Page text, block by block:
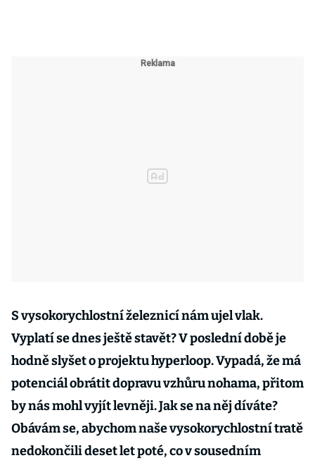
S vysokorychlostní železnicí nám ujel vlak.
Vyplatí se dnes ještě stavět? V poslední době je
hodně slyšet o projektu hyperloop. Vypadá, že má
potenciál obrátit dopravu vzhůru nohama, přitom
by nás mohl vyjít levněji. Jak se na něj díváte?
Obávám se, abychom naše vysokorychlostní tratě
nedokončili deset let poté, co v sousedním